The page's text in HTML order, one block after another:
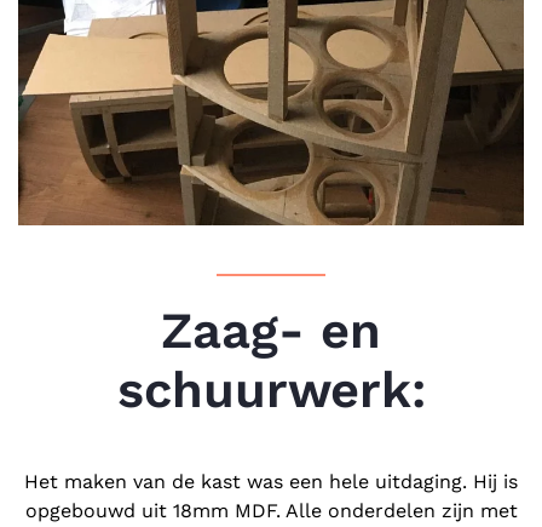
Zaag- en
schuurwerk:
Het maken van de kast was een hele uitdaging. Hij is
opgebouwd uit 18mm MDF. Alle onderdelen zijn met